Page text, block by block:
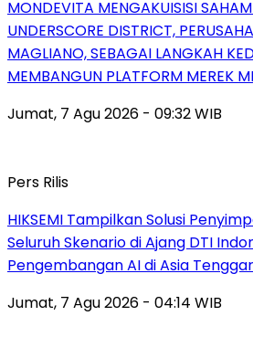
MONDEVITA MENGAKUISISI
UNDERSCORE DISTRICT,
MAGLIANO, SEBAGAI LANGKAH
MEMBANGUN PLATFORM MEREK
Jumat, 7 Agu 2026 - 09:32 WIB
Pers Rilis
HIKSEMI Tampilkan Solusi
Seluruh Skenario di Ajang DTI
Pengembangan AI di Asia
Jumat, 7 Agu 2026 - 04:14 WIB